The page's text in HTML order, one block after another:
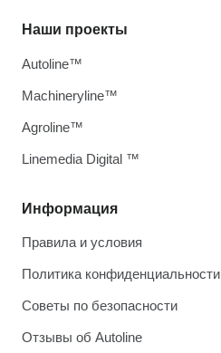
Информация
Правила и условия
Политика конфиденциальности
Советы по безопасности
Отзывы об Autoline
Наши проекты
Autoline™
Machineryline™
Agroline™
Linemedia Digital ™